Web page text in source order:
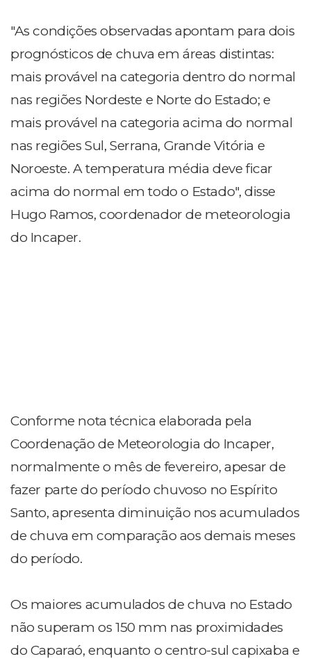
"As condições observadas apontam para dois
prognósticos de chuva em áreas distintas:
mais provável na categoria dentro do normal
nas regiões Nordeste e Norte do Estado; e
mais provável na categoria acima do normal
nas regiões Sul, Serrana, Grande Vitória e
Noroeste. A temperatura média deve ficar
acima do normal em todo o Estado", disse
Hugo Ramos, coordenador de meteorologia
do Incaper.
Conforme nota técnica elaborada pela
Coordenação de Meteorologia do Incaper,
normalmente o mês de fevereiro, apesar de
fazer parte do período chuvoso no Espírito
Santo, apresenta diminuição nos acumulados
de chuva em comparação aos demais meses
do período.
Os maiores acumulados de chuva no Estado
não superam os 150 mm nas proximidades
do Caparaó, enquanto o centro-sul capixaba e